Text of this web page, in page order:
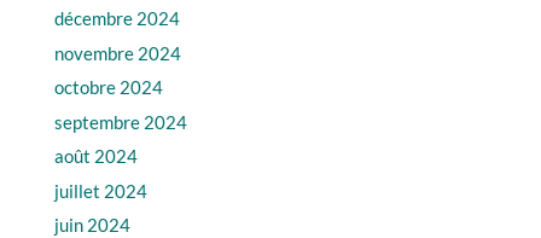
décembre 2024
novembre 2024
octobre 2024
septembre 2024
août 2024
juillet 2024
juin 2024